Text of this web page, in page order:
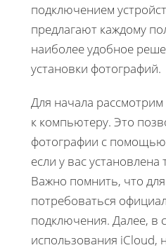
подключением
предлагают каждому
наиболее удобное
установки фотографий.
Для начала
к компьютеру. Это
фотографии с
если у вас
Важно помнить, что
потребоваться
подключения. Далее, в
использования iCloud,